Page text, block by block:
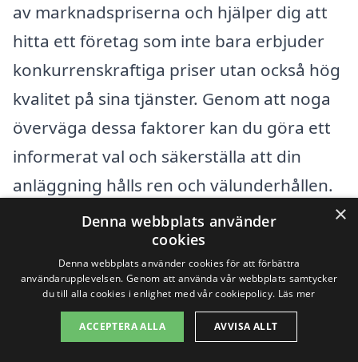
av marknadspriserna och hjälper dig att
hitta ett företag som inte bara erbjuder
konkurrenskraftiga priser utan också hög
kvalitet på sina tjänster. Genom att noga
överväga dessa faktorer kan du göra ett
informerat val och säkerställa att din
anläggning hålls ren och välunderhållen.
Få 3 erbjudanden, gratis och utan
förpliktelser
×
Denna webbplats använder
cookies
Denna webbplats använder cookies för att förbättra
användarupplevelsen. Genom att använda vår webbplats samtycker
du till alla cookies i enlighet med vår cookiepolicy. Läs mer
ACCEPTERA ALLA AVVISA ALLT